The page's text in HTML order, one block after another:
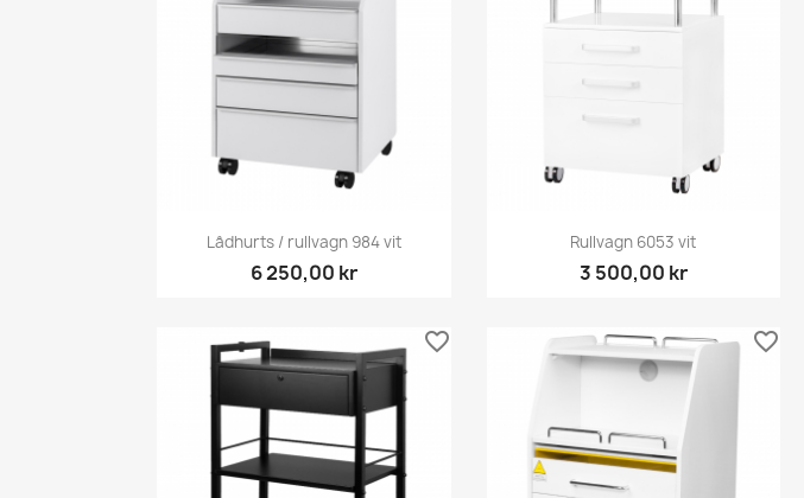
 Snabbvy
Lådhurts / rullvagn 984 vit
6 250,00 kr
Snabbvy
Rullvagn 6053 vit
3 500,00 kr
favorite_border favorite_border